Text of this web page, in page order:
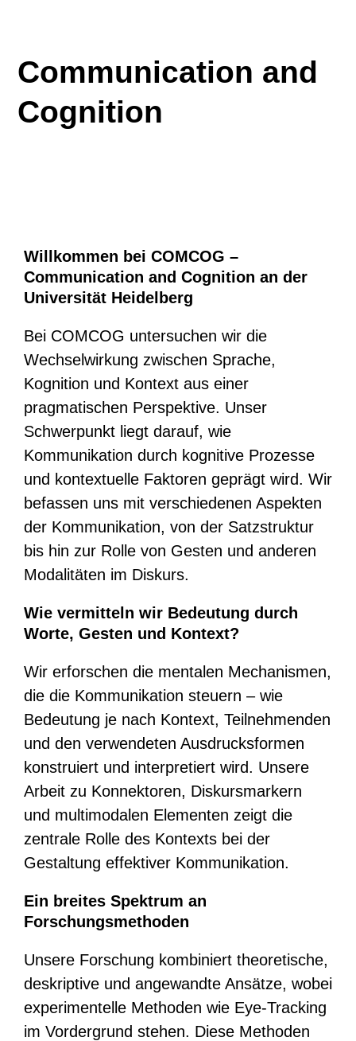
Communication and
Cognition
Willkommen bei COMCOG –
Communication and Cognition an der
Universität Heidelberg
Bei COMCOG untersuchen wir die
Wechselwirkung zwischen Sprache,
Kognition und Kontext aus einer
pragmatischen Perspektive. Unser
Schwerpunkt liegt darauf, wie
Kommunikation durch kognitive Prozesse
und kontextuelle Faktoren geprägt wird. Wir
befassen uns mit verschiedenen Aspekten
der Kommunikation, von der Satzstruktur
bis hin zur Rolle von Gesten und anderen
Modalitäten im Diskurs.
Wie vermitteln wir Bedeutung durch
Worte, Gesten und Kontext?
Wir erforschen die mentalen Mechanismen,
die die Kommunikation steuern – wie
Bedeutung je nach Kontext, Teilnehmenden
und den verwendeten Ausdrucksformen
konstruiert und interpretiert wird. Unsere
Arbeit zu Konnektoren, Diskursmarkern
und multimodalen Elementen zeigt die
zentrale Rolle des Kontexts bei der
Gestaltung effektiver Kommunikation.
Ein breites Spektrum an
Forschungsmethoden
Unsere Forschung kombiniert theoretische,
deskriptive und angewandte Ansätze, wobei
experimentelle Methoden wie Eye-Tracking
im Vordergrund stehen. Diese Methoden